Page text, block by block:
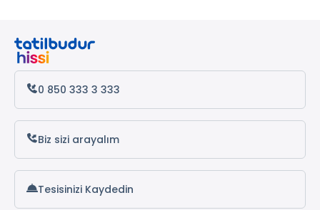
0 850 333 3 333
Biz sizi arayalım
Tesisinizi Kaydedin